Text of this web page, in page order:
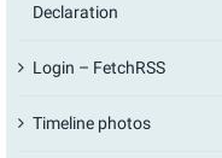
Declaration
Login – FetchRSS
Timeline photos